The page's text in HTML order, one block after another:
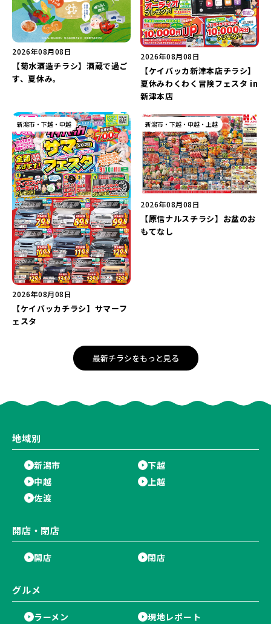
2026年08月08日
【菊水酒造チラシ】酒蔵で過ご
す、夏休み。
2026年08月08日
【ケイバッカ新津本店チラシ】
夏休みわくわく冒険フェスタ in
新津本店
新潟市・下越・中越
2026年08月08日
【ケイバッカチラシ】サマーフ
ェスタ
新潟市・下越・中越・上越
2026年08月08日
【原信ナルスチラシ】お盆のお
もてなし
最新チラシをもっと見る
地域別
新潟市
下越
中越
上越
佐渡
開店・閉店
開店 閉店
グルメ
ラーメン
現地レポート